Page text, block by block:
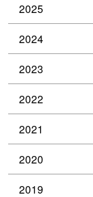
2025
2024
2023
2022
2021
2020
2019